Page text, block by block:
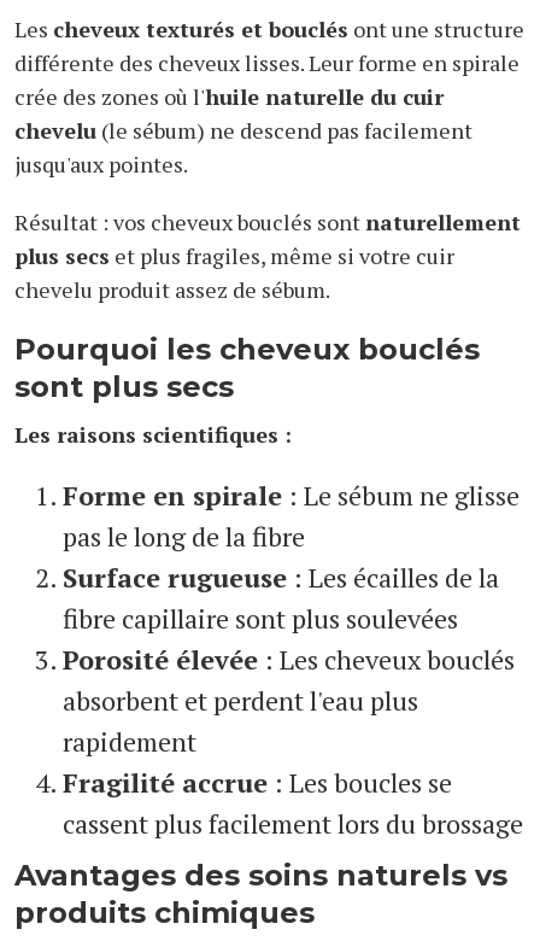
Les cheveux texturés et bouclés ont une structure
différente des cheveux lisses. Leur forme en spirale
crée des zones où l'huile naturelle du cuir
chevelu (le sébum) ne descend pas facilement
jusqu'aux pointes.
Résultat : vos cheveux bouclés sontnaturellement
plus secs et plus fragiles, même si votre cuir
chevelu produit assez de sébum.
Pourquoi les cheveux bouclés
sont plus secs
Les raisons scientifiques :
Forme en spirale : Le sébum ne glisse
pas le long de la fibre
Surface rugueuse : Les écailles de la
fibre capillaire sont plus soulevées
Porosité élevée : Les cheveux bouclés
absorbent et perdent l'eau plus
rapidement
Fragilité accrue : Les boucles se
cassent plus facilement lors du brossage
Avantages des soins naturels vs
produits chimiques